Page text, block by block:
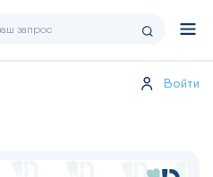
Войти